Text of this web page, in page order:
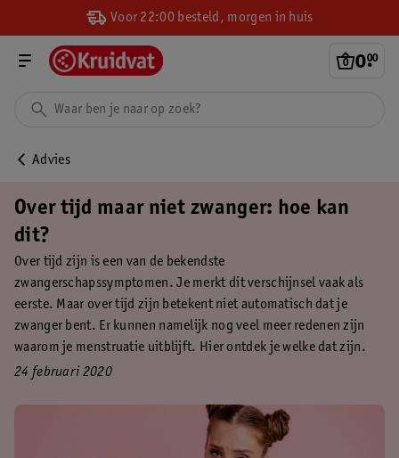
Voor 22:00 besteld, morgen in huis
0.
00
Advies
Over tijd maar niet zwanger: hoe kan
dit?
Over tijd zijn is een van de bekendste
zwangerschapssymptomen. Je merkt dit verschijnsel vaak als
eerste. Maar over tijd zijn betekent niet automatisch dat je
zwanger bent. Er kunnen namelijk nog veel meer redenen zijn
waarom je menstruatie uitblijft. Hier ontdek je welke dat zijn.
24 februari 2020